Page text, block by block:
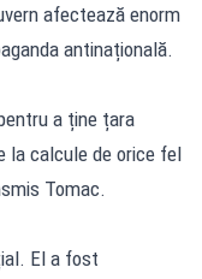
afectează enorm
antinațională.
a ține țara
la calcule de orice fel
Tomac.
El a fost